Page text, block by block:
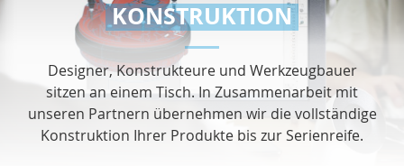
KONSTRUKTION
Designer, Konstrukteure und Werkzeugbauer
sitzen an einem Tisch. In Zusammenarbeit mit
unseren Partnern übernehmen wir die vollständige
Konstruktion Ihrer Produkte bis zur Serienreife.